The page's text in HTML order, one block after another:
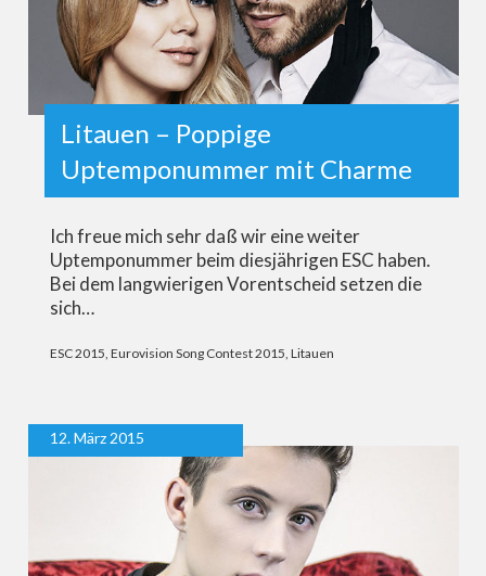
Litauen – Poppige
Uptemponummer mit Charme
Ich freue mich sehr daß wir eine weiter
Uptemponummer beim diesjährigen ESC haben.
Bei dem langwierigen Vorentscheid setzen die
sich…
ESC 2015 Eurovision Song Contest 2015 Litauen
12. März 2015